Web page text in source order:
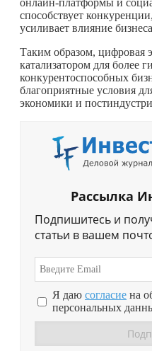
способствует
усиливает влияние
Таким образом, цифровая
катализатором для более
конкурентоспособных
благоприятные условия
экономики и
Рассылка
Подпишитесь и
статьи в вашем
Я даю согласие на
персональных